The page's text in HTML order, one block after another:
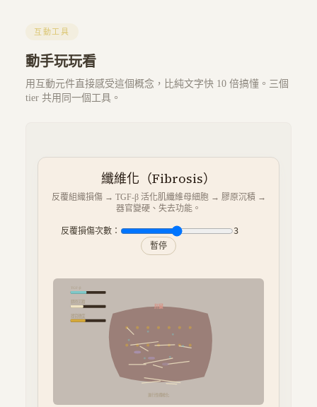
互動工具
動手玩玩看
用互動元件直接感受這個概念，比純文字快 10 倍搞懂。三個
tier 共用同一個工具。
纖維化（Fibrosis）
反覆組織損傷 → TGF-β 活化肌纖維母細胞 → 膠原沉積 →
器官變硬、失去功能。
反覆損傷次數：
3
暫停
肝臟
TGF-β
膠原沉積
器官硬度
進行性纖維化